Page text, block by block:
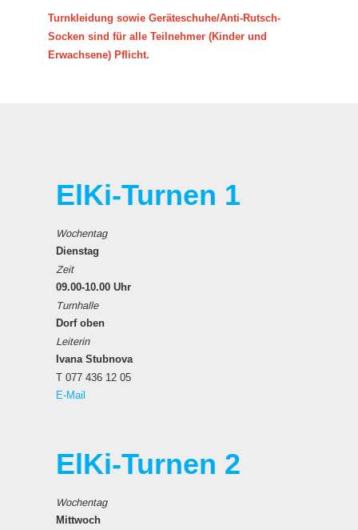
Turnkleidung sowie Geräteschuhe/Anti-Rutsch-
Socken sind für alle Teilnehmer (Kinder und
Erwachsene) Pflicht.
ElKi-Turnen 1
Wochentag
Dienstag
Zeit
09.00-10.00 Uhr
Turnhalle
Dorf oben
Leiterin
Ivana Stubnova
T 077 436 12 05
E-Mail
ElKi-Turnen 2
Wochentag
Mittwoch